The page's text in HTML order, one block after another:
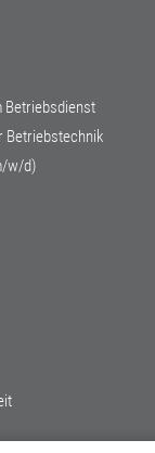
Betriebsdienst
Betriebstechnik
w/d)